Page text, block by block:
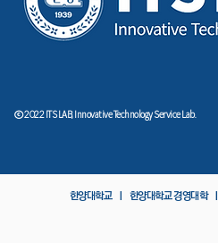
ⓒ 2022 ITS LAB, Innovative Technology Service Lab.
한양대학교 ㅣ 한양대학교 경영대학 ㅣ